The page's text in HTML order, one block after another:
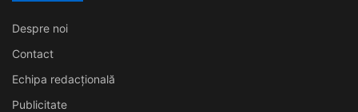
Despre noi
Contact
Echipa redacțională
Publicitate